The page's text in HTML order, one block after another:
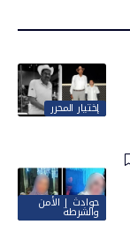
إختيار المحرر
حوادث | الأمن
والشرطة